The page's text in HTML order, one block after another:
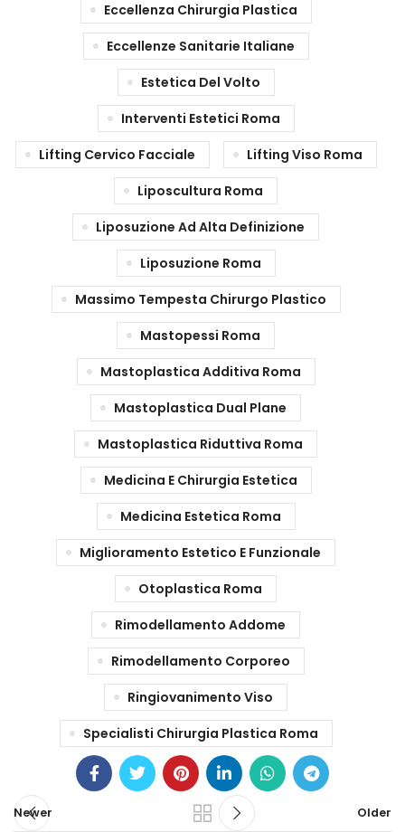
Eccellenza Chirurgia Plastica
Eccellenze Sanitarie Italiane
Estetica Del Volto
Interventi Estetici Roma
Lifting Cervico Facciale
Lifting Viso Roma
Liposcultura Roma
Liposuzione Ad Alta Definizione
Liposuzione Roma
Massimo Tempesta Chirurgo Plastico
Mastopessi Roma
Mastoplastica Additiva Roma
Mastoplastica Dual Plane
Mastoplastica Riduttiva Roma
Medicina E Chirurgia Estetica
Medicina Estetica Roma
Miglioramento Estetico E Funzionale
Otoplastica Roma
Rimodellamento Addome
Rimodellamento Corporeo
Ringiovanimento Viso
Specialisti Chirurgia Plastica Roma
Newer Older